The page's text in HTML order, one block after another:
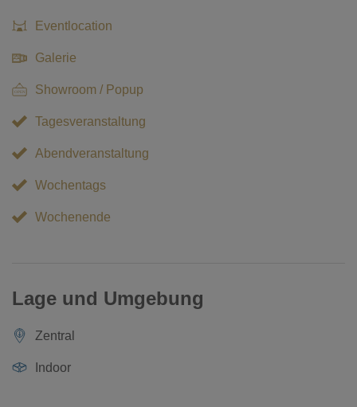
Eventlocation
Galerie
Showroom / Popup
Tagesveranstaltung
Abendveranstaltung
Wochentags
Wochenende
Lage und Umgebung
Zentral
Indoor